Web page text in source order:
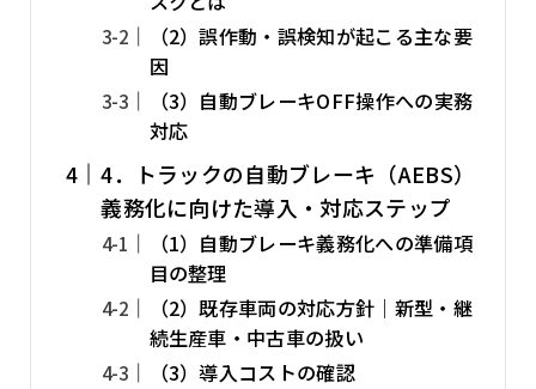
（2）誤作動・誤検知が起こる主な要
因
（3）自動ブレーキOFF操作への実務
対応
4．トラックの自動ブレーキ（AEBS）
義務化に向けた導入・対応ステップ
（1）自動ブレーキ義務化への準備項
目の整理
（2）既存車両の対応方針｜新型・継
続生産車・中古車の扱い
（3）導入コストの確認